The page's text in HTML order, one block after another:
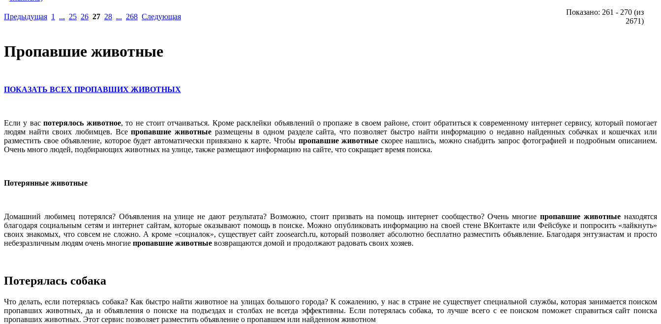
Предыдущая 1 ... 25 26 27 28 ... 268 Следующая
Показано: 261 - 270 (из
2671)
Пропавшие животные
ПОКАЗАТЬ ВСЕХ ПРОПАВШИХ ЖИВОТНЫХ
Если у васпотерялось животное, то не стоит отчаиваться. Кроме расклейки объявлений о пропаже в своем районе, стоит обратиться к современному интернет сервису, который помогает
людям найти своих любимцев. Всепропавшие животныеразмещены в одном разделе сайта, что позволяет быстро найти информацию о недавно найденных собачках и кошечках или
разместить свое объявление, которое будет автоматически привязано к карте. Чтобы пропавшие животные скорее нашлись, можно снабдить запрос фотографией и подробным описанием.
Очень много людей, подбирающих животных на улице, также размещают информацию на сайте, что сокращает время поиска.
Потерянные животные
Домашний любимец потерялся? Объявления на улице не дают результата? Возможно, стоит призвать на помощь интернет сообщество? Очень многиепропавшие животные находятся
благодаря социальным сетям и интернет сайтам, которые оказывают помощь в поиске. Можно опубликовать информацию на своей стене ВКонтакте или Фейсбуке и попросить «лайкнуть»
своих знакомых, что совсем не сложно. А кроме «социалок», существует сайт zoosearch.ru, который позволяет абсолютно бесплатно разместить объявление. Благодаря энтузиастам и просто
небезразличным людям очень многие пропавшие животные возвращаются домой и продолжают радовать своих хозяев.
Потерялась собака
Что делать, если потерялась собака? Как быстро найти животное на улицах большого города? К сожалению, у нас в стране не существует специальной службы, которая занимается поиском
пропавших животных, да и объявления о поиске на подъездах и столбах не всегда эффективны. Если потерялась собака, то лучше всего с ее поиском поможет справиться сайт поиска
пропавших животных. Этот сервис позволяет разместить объявление о пропавшем или найденном животном